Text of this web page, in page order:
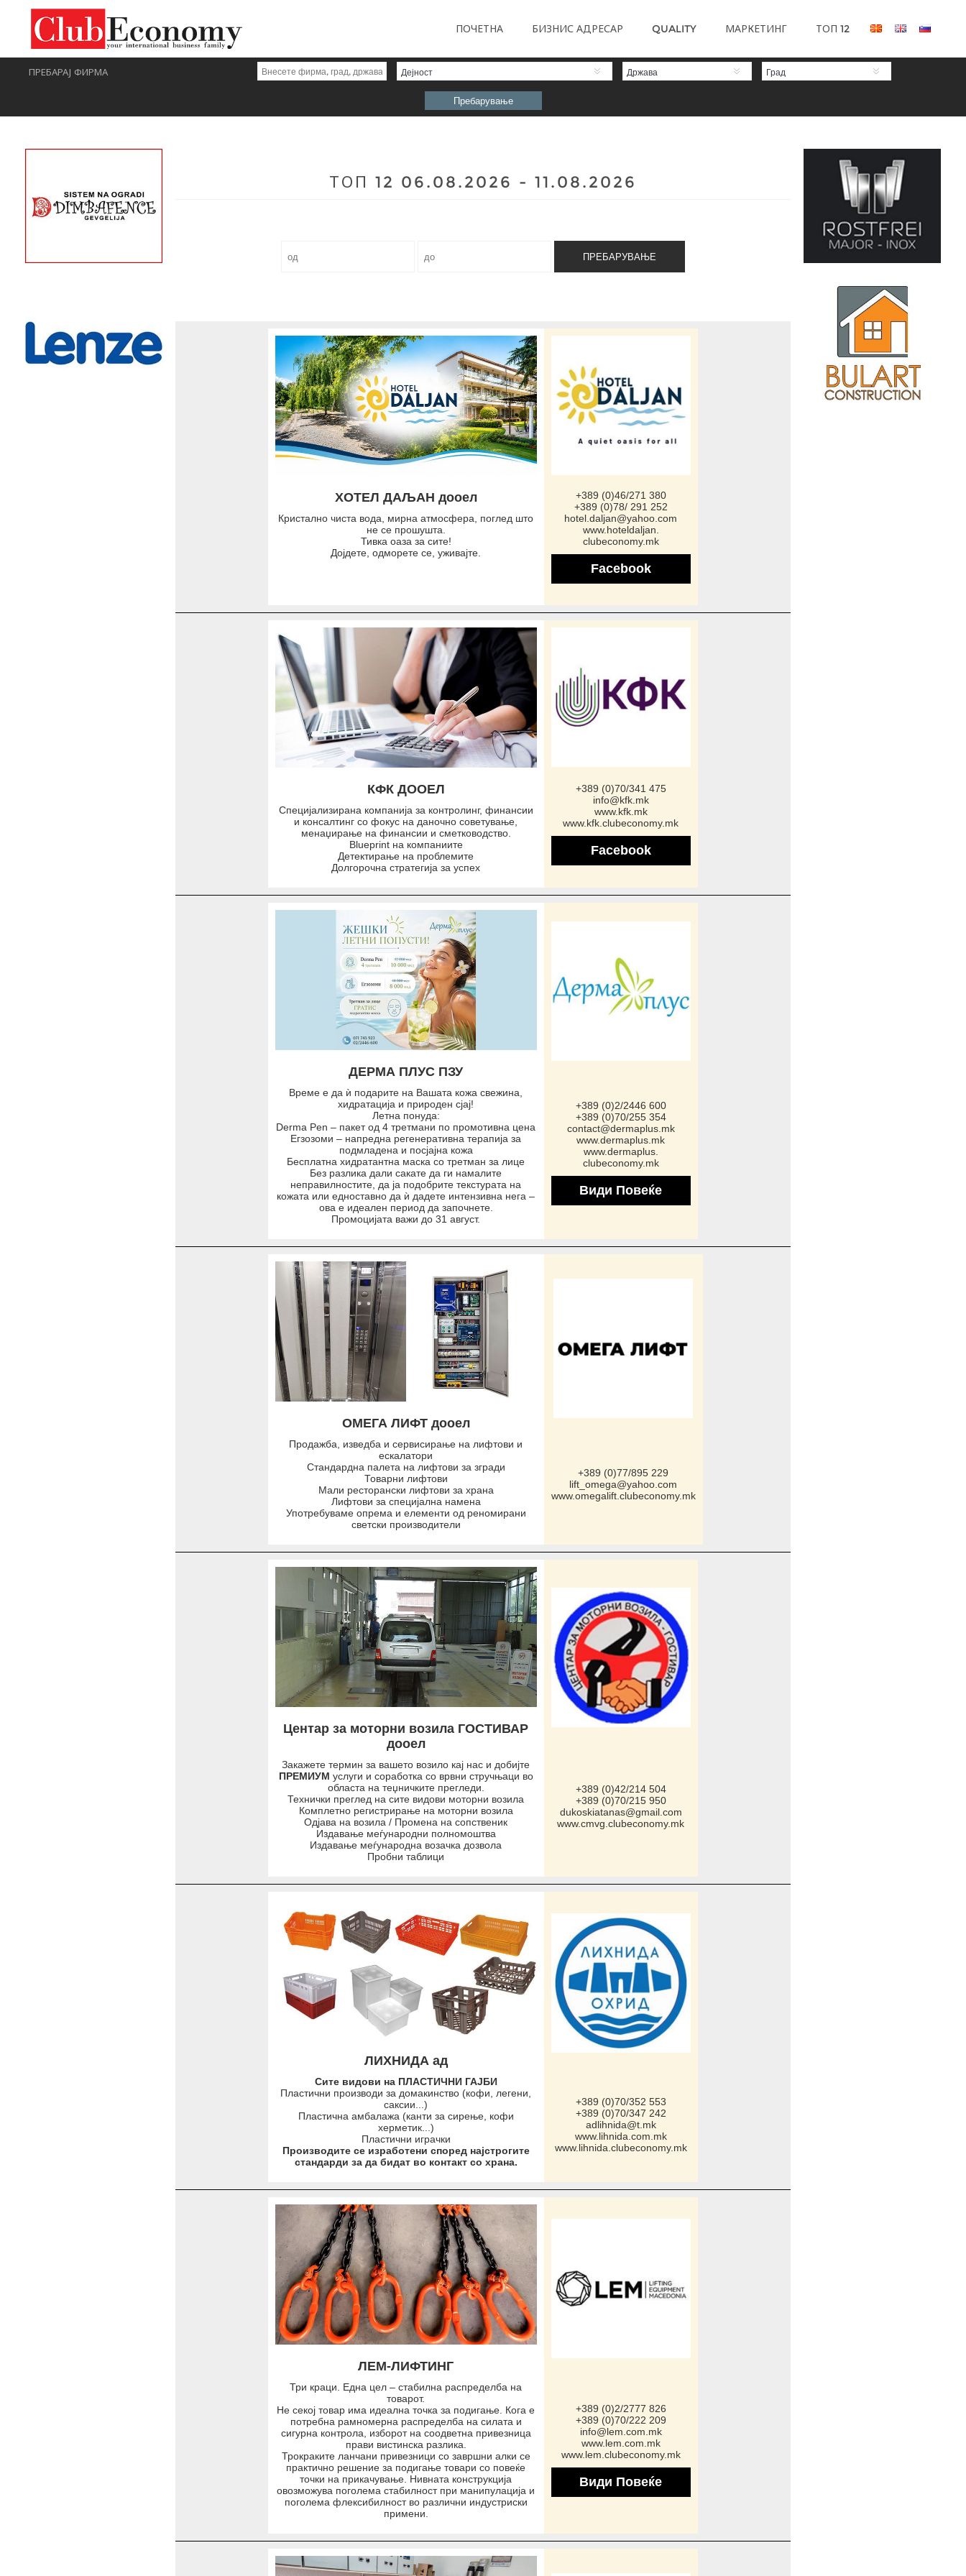
ПОЧЕТНА БИЗНИС АДРЕСАР QUALITY МАРКЕТИНГ ТОП 12
ПРЕБАРАЈ ФИРМА Дејност Држава Град
ТОП 12 06.08.2026 - 11.08.2026
ХОТЕЛ ДАЉАН дооел
Кристално чиста вода, мирна атмосфера, поглед што
не се прошушта.
Тивка оаза за сите!
Дојдете, одморете се, уживајте.
+389 (0)46/271 380
+389 (0)78/ 291 252
hotel.daljan@yahoo.com
www.hoteldaljan.
clubeconomy.mk
Facebook
КФК ДООЕЛ
Специјализирана компанија за контролинг, финансии
и консалтинг со фокус на даночно советување,
менаџирање на финансии и сметководство.
Blueprint на компаниите
Детектирање на проблемите
Долгорочна стратегија за успех
+389 (0)70/341 475
info@kfk.mk
www.kfk.mk
www.kfk.clubeconomy.mk
Facebook
ДЕРМА ПЛУС ПЗУ
Време е да ѝ подарите на Вашата кожа свежина,
хидратација и природен сјај!
Летна понуда:
Derma Pen – пакет од 4 третмани по промотивна цена
Егзозоми – напредна регенеративна терапија за
подмладена и посјајна кожа
Бесплатна хидратантна маска со третман за лице
Без разлика дали сакате да ги намалите
неправилностите, да ја подобрите текстурата на
кожата или едноставно да ѝ дадете интензивна нега –
ова е идеален период да започнете.
Промоцијата важи до 31 август.
+389 (0)2/2446 600
+389 (0)70/255 354
contact@dermaplus.mk
www.dermaplus.mk
www.dermaplus.
clubeconomy.mk
Види Повеќе
ОМЕГА ЛИФТ дооел
Продажба, изведба и сервисирање на лифтови и
ескалатори
Стандардна палета на лифтови за згради
Товарни лифтови
Мали ресторански лифтови за храна
Лифтови за специјална намена
Употребуваме опрема и елементи од реномирани
светски производители
+389 (0)77/895 229
lift_omega@yahoo.com
www.omegalift.clubeconomy.mk
Центар за моторни возила ГОСТИВАР
дооел
Закажете термин за вашето возило кај нас и добијте
ПРЕМИУМ услуги и соработка со врвни стручњаци во
областа на теџничките прегледи.
Технички преглед на сите видови моторни возила
Комплетно регистрирање на моторни возила
Одјава на возила / Промена на сопственик
Издавање меѓународни полномоштва
Издавање меѓународна возачка дозвола
Пробни таблици
+389 (0)42/214 504
+389 (0)70/215 950
dukoskiatanas@gmail.com
www.cmvg.clubeconomy.mk
ЛИХНИДА ад
Сите видови на ПЛАСТИЧНИ ГАЈБИ
Пластични производи за домакинство (кофи, легени,
саксии...)
Пластична амбалажа (канти за сирење, кофи
херметик...)
Пластични играчки
Производите се изработени според најстрогите
стандарди за да бидат во контакт со храна.
+389 (0)70/352 553
+389 (0)70/347 242
adlihnida@t.mk
www.lihnida.com.mk
www.lihnida.clubeconomy.mk
ЛЕМ-ЛИФТИНГ
Три краци. Една цел – стабилна распределба на
товарот.
Не секој товар има идеална точка за подигање. Кога е
потребна рамномерна распределба на силата и
сигурна контрола, изборот на соодветна привезница
прави вистинска разлика.
Трокраките ланчани привезници со завршни алки се
практично решение за подигање товари со повеќе
точки на прикачување. Нивната конструкција
овозможува поголема стабилност при манипулација и
поголема флексибилност во различни индустриски
примени.
+389 (0)2/2777 826
+389 (0)70/222 209
info@lem.com.mk
www.lem.com.mk
www.lem.clubeconomy.mk
Види Повеќе